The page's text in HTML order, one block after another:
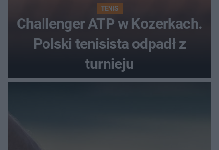
TENIS
Challenger ATP w Kozerkach.
Polski tenisista odpadł z
turnieju